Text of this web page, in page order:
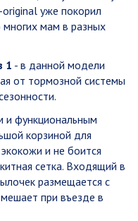
уже покорил
мам в разных
1 - в данной модели
от тормозной системы
и функциональным
корзиной для
и не боится
сетка. Входящий в
размещается с
при въезде в